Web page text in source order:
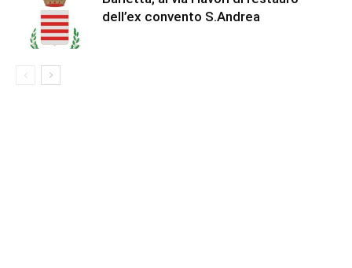
dell’ex convento S.Andrea